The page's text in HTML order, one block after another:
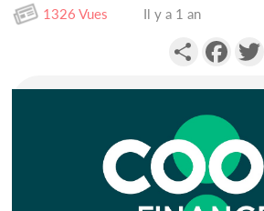
1326 Vues Il y a 1 an
Partager